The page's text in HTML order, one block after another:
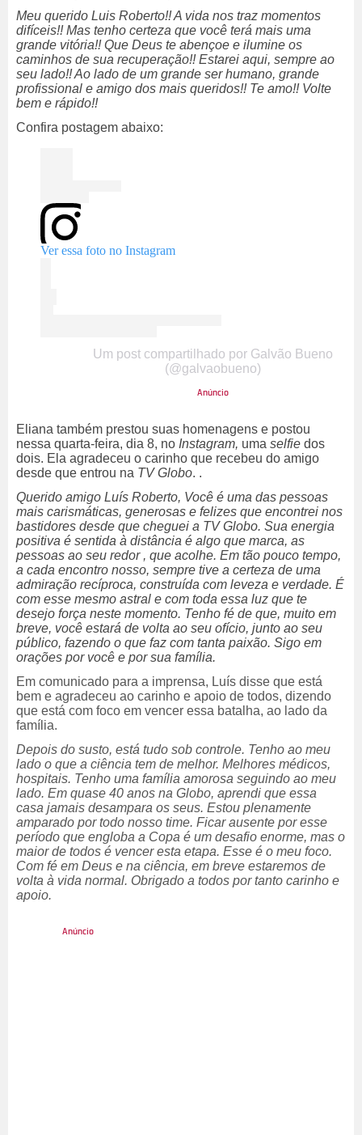
Meu querido Luis Roberto!! A vida nos traz momentos
difíceis!! Mas tenho certeza que você terá mais uma
grande vitória!! Que Deus te abençoe e ilumine os
caminhos de sua recuperação!! Estarei aqui, sempre ao
seu lado!! Ao lado de um grande ser humano, grande
profissional e amigo dos mais queridos!! Te amo!! Volte
bem e rápido!!
Confira postagem abaixo:
Ver essa foto no Instagram
Um post compartilhado por Galvão Bueno
(@galvaobueno)
Eliana também prestou suas homenagens e postou
nessa quarta-feira, dia 8, no Instagram, uma selfie dos
dois. Ela agradeceu o carinho que recebeu do amigo
desde que entrou na TV Globo. .
Querido amigo Luís Roberto, Você é uma das pessoas
mais carismáticas, generosas e felizes que encontrei nos
bastidores desde que cheguei a TV Globo. Sua energia
positiva é sentida à distância é algo que marca, as
pessoas ao seu redor , que acolhe. Em tão pouco tempo,
a cada encontro nosso, sempre tive a certeza de uma
admiração recíproca, construída com leveza e verdade. É
com esse mesmo astral e com toda essa luz que te
desejo força neste momento. Tenho fé de que, muito em
breve, você estará de volta ao seu ofício, junto ao seu
público, fazendo o que faz com tanta paixão. Sigo em
orações por você e por sua família.
Em comunicado para a imprensa, Luís disse que está
bem e agradeceu ao carinho e apoio de todos, dizendo
que está com foco em vencer essa batalha, ao lado da
família.
Depois do susto, está tudo sob controle. Tenho ao meu
lado o que a ciência tem de melhor. Melhores médicos,
hospitais. Tenho uma família amorosa seguindo ao meu
lado. Em quase 40 anos na Globo, aprendi que essa
casa jamais desampara os seus. Estou plenamente
amparado por todo nosso time. Ficar ausente por esse
período que engloba a Copa é um desafio enorme, mas o
maior de todos é vencer esta etapa. Esse é o meu foco.
Com fé em Deus e na ciência, em breve estaremos de
volta à vida normal. Obrigado a todos por tanto carinho e
apoio.